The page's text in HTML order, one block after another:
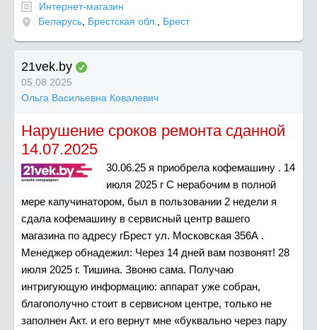
Интернет-магазин
Беларусь, Брестская обл., Брест
21vek.by
05.08.2025
Ольга Васильевна Ковалевич
Нарушение сроков ремонта сданной
14.07.2025
30.06.25 я приобрела кофемашину . 14
июля 2025 г С нерабочим в полной
мере капучинатором, был в пользовании 2 недели я
сдала кофемашину в сервисный центр вашего
магазина по адресу гБрест ул. Московская 356А .
Менеджер обнадежил: Через 14 дней вам позвонят! 28
июля 2025 г. Тишина. Звоню сама. Получаю
интригующую информацию: аппарат уже собран,
благополучно стоит в сервисном центре, только не
заполнен Акт. и его вернут мне «буквально через пару